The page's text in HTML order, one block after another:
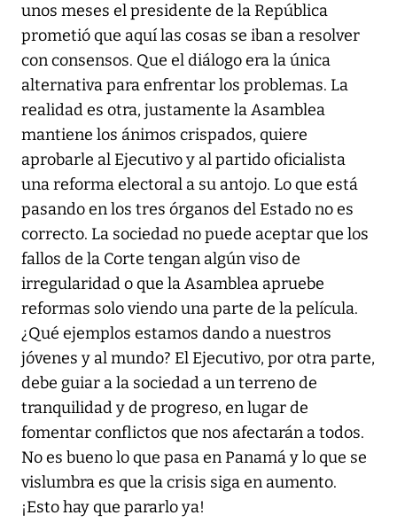
unos meses el presidente de la República
prometió que aquí las cosas se iban a resolver
con consensos. Que el diálogo era la única
alternativa para enfrentar los problemas. La
realidad es otra, justamente la Asamblea
mantiene los ánimos crispados, quiere
aprobarle al Ejecutivo y al partido oficialista
una reforma electoral a su antojo. Lo que está
pasando en los tres órganos del Estado no es
correcto. La sociedad no puede aceptar que los
fallos de la Corte tengan algún viso de
irregularidad o que la Asamblea apruebe
reformas solo viendo una parte de la película.
¿Qué ejemplos estamos dando a nuestros
jóvenes y al mundo? El Ejecutivo, por otra parte,
debe guiar a la sociedad a un terreno de
tranquilidad y de progreso, en lugar de
fomentar conflictos que nos afectarán a todos.
No es bueno lo que pasa en Panamá y lo que se
vislumbra es que la crisis siga en aumento.
¡Esto hay que pararlo ya!